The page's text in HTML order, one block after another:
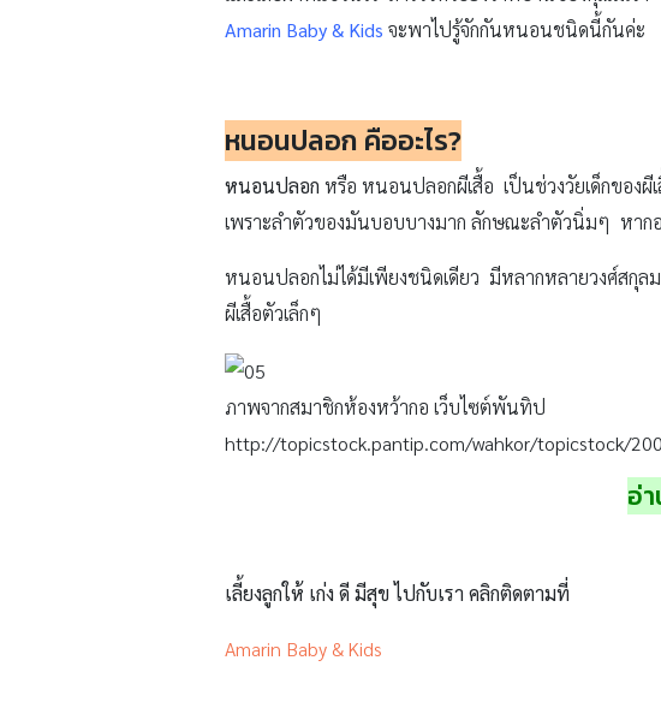
Amarin Baby & Kids จะพาไปรู้จักกันหนอนชนิดนี้กันค่ะ
หนอนปลอก คืออะไร?
หนอนปลอก หรือ หนอนปลอกผีเสื้อ เป็นช่วงวัยเด็กของ
เพราะลำตัวของมันบอบบางมาก ลักษณะลำตัวนิ่มๆ หาก
หนอนปลอกไม่ได้มีเพียงชนิดเดียว มีหลากหลายวงศ์สกุ
ผีเสื้อตัวเล็กๆ
ภาพจากสมาชิกห้องหว้ากอ เว็บไซต์พันทิป
http://topicstock.pantip.com/wahkor/topicstock/
อ่
เลี้ยงลูกให้ เก่ง ดี มีสุข ไปกับเรา คลิกติดตามที่
Amarin Baby & Kids